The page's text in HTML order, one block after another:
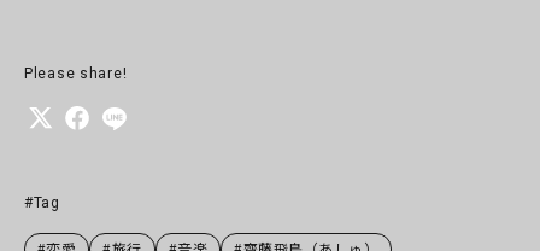
Please share!
#Tag